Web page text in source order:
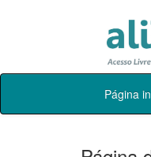
Skip
Página